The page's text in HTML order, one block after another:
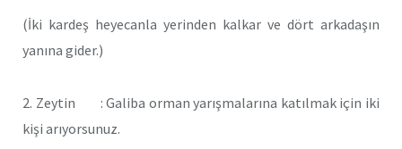
(İki kardeş heyecanla yerinden kalkar ve dört arkadaşın
yanına gider.)
2. Zeytin : Galiba orman yarışmalarına katılmak için iki
kişi arıyorsunuz.